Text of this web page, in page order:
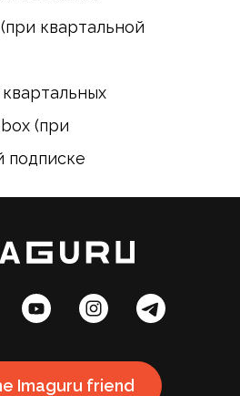
квартальной
(при
подписке
Imaguru friend